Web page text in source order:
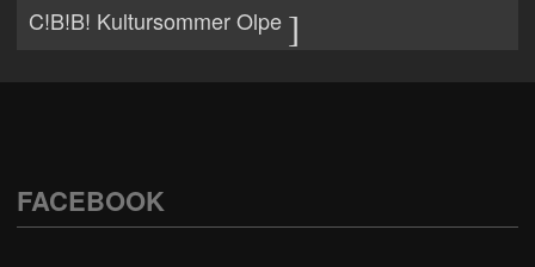
C!B!B! Kultursommer Olpe
FACEBOOK